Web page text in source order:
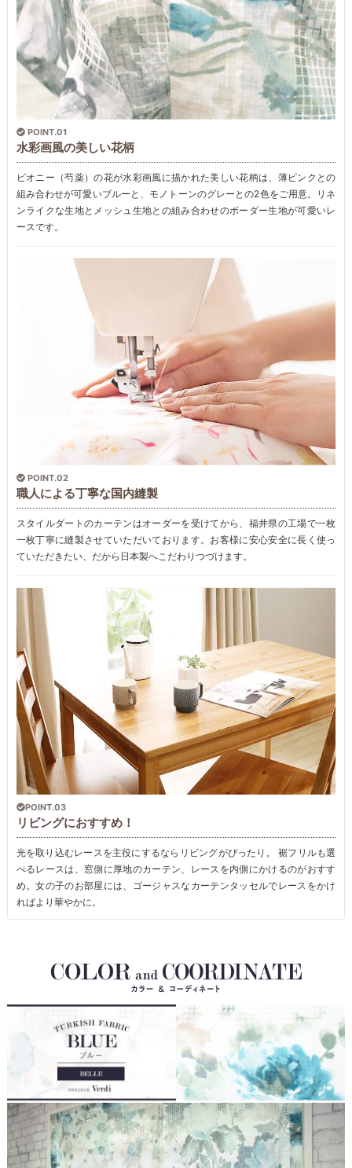
POINT.01
水彩画風の美しい花柄
ピオニー（芍薬）の花が水彩画風に描かれた美しい花柄は、薄ピンクとの
組み合わせが可愛いブルーと、モノトーンのグレーとの2色をご用意。リネ
ンライクな生地とメッシュ生地との組み合わせのボーダー生地が可愛いレ
ースです。
POINT.02
職人による丁寧な国内縫製
スタイルダートのカーテンはオーダーを受けてから、福井県の工場で一枚
一枚丁寧に縫製させていただいております。お客様に安心安全に長く使っ
ていただきたい、だから日本製へこだわりつづけます。
POINT.03
リビングにおすすめ！
光を取り込むレースを主役にするならリビングがぴったり。 裾フリルも選
べるレースは、窓側に厚地のカーテン、レースを内側にかけるのがおすす
め。女の子のお部屋には、ゴージャスなカーテンタッセルでレースをかけ
ればより華やかに。